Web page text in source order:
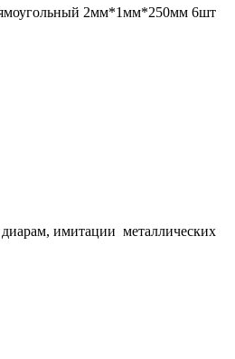
2мм*1мм*250мм 6шт
имитации металлических